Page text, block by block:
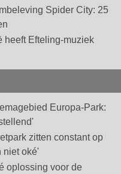
Spider City: 25
heeft Efteling-muziek
Europa-Park:
zitten constant op
niet oké'
oplossing voor de